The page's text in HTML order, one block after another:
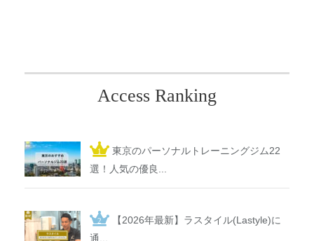
Access Ranking
東京のパーソナルトレーニングジム22
選！人気の優良...
【2026年最新】ラスタイル(Lastyle)に
通...